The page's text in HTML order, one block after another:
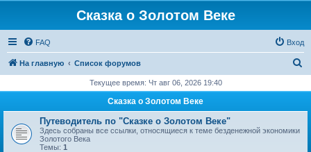
Сказка о Золотом Веке
FAQ Вход
На главную Список форумов
с
Текущее время: Чт авг 06, 2026 19:40
Сказка о Золотом Веке
Путеводитель по "Сказке о Золотом Веке"
Здесь собраны все ссылки, относящиеся к теме безденежной экономики
Золотого Века
Темы: 1